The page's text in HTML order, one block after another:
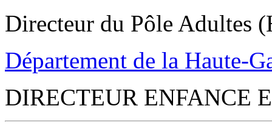
Directeur du Pôle Adultes
Département de la Haute-
DIRECTEUR ENFANCE